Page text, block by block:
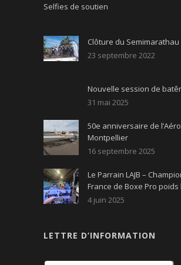
Selfies de soutien
Clôture du Semimarathau
23 septembre 2022
Nouvelle session de
31 mai 2025
50e anniversaire de
Montpellier
16 septembre 2025
Le Parrain LAJB –
France de Boxe Pro
4 juin 2025
LETTRE D’INFORMATION